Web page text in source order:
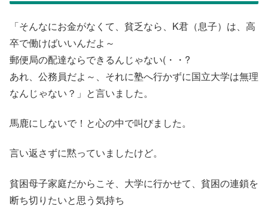
「そんなにお金がなくて、貧乏なら、K君（息子）は、高
卒で働けばいいんだよ～
郵便局の配達ならできるんじゃない(・・?
あれ、公務員だよ～、それに塾へ行かずに国立大学は無理
なんじゃない？」と言いました。
馬鹿にしないで！と心の中で叫びました。
言い返さずに黙っていましたけど。
貧困母子家庭だからこそ、大学に行かせて、貧困の連鎖を
断ち切りたいと思う気持ち